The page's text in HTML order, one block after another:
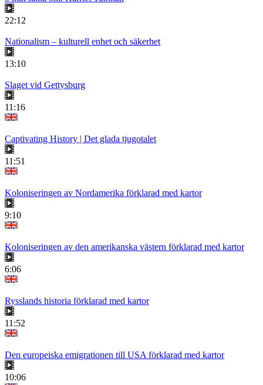
22:12
Nationalism – kulturell enhet och säkerhet
13:10
Slaget vid Gettysburg
11:16
Captivating History | Det glada tjugotalet
11:51
Koloniseringen av Nordamerika förklarad med kartor
9:10
Koloniseringen av den amerikanska västern förklarad med kartor
6:06
Rysslands historia förklarad med kartor
11:52
Den europeiska emigrationen till USA förklarad med kartor
10:06